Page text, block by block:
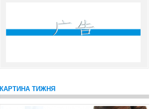
КАРТИНА ТИЖНЯ